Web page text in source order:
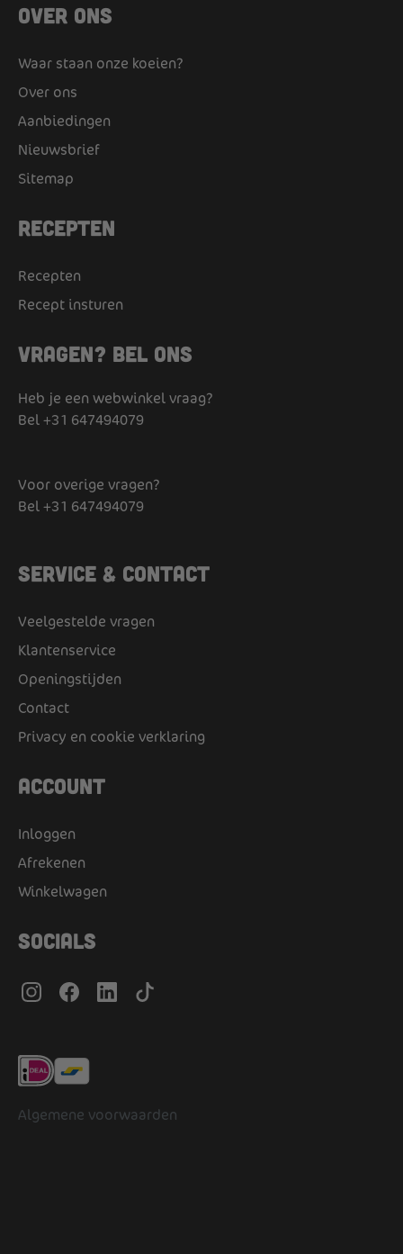
Over ons
Waar staan onze koeien?
Over ons
Aanbiedingen
Nieuwsbrief
Sitemap
Recepten
Recepten
Recept insturen
Vragen? Bel ons
Heb je een webwinkel vraag?
Bel+31 647494079
Voor overige vragen?
Bel+31 647494079
Service & Contact
Veelgestelde vragen
Klantenservice
Openingstijden
Contact
Privacy en cookie verklaring
Account
Inloggen
Afrekenen
Winkelwagen
Socials
Algemene voorwaarden